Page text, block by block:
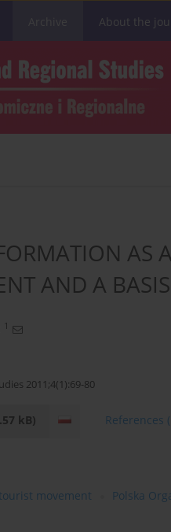
About the
AS
AND A
1
2011;4(1):69-80
kB) References
tourist movement Polska